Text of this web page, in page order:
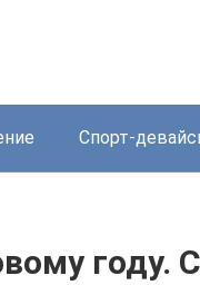
Спорт-
году.